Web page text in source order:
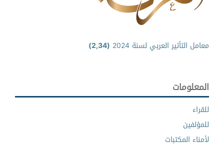
معامل التأثير العربي لسنة 2024 (2,34)
المعلومات
للقراء
للمؤلفين
لأمناء المكتبات